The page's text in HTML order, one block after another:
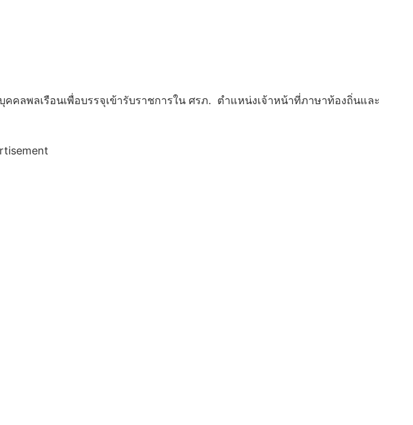
ลพลเรือนเพื่อบรรจุเข้ารับราชการใน ศรภ. ตำแหน่งเจ้าหน้าที่ภาษาท้องถิ่นและ